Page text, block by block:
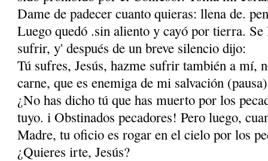
Dame de padecer cuanto quieras: llena de.
Luego quedó .sin aliento y cayó por tierra.
sufrir, y' después de un breve silencio dijo:
Tú sufres, Jesús, hazme sufrir también a mí,
carne, que es enemiga de mi salvación
¿No has dicho tú que has muerto por los
tuyo. i Obstinados pecadores! Pero lue­go,
Madre, tu oficio es rogar en el cielo por los
¿Quieres irte, Jesús?